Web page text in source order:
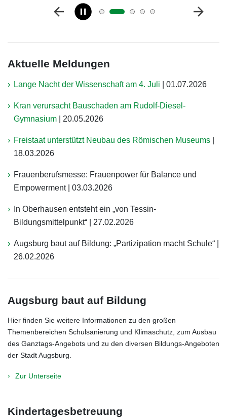
Aktuelle Meldungen
Lange Nacht der Wissenschaft am 4. Juli 01.07.2026
Kran verursacht Bauschaden am Rudolf-Diesel-
Gymnasium
20.05.2026
Freistaat unterstützt Neubau des Römischen Museums
18.03.2026
Frauenberufsmesse: Frauenpower für Balance und
Empowerment |
03.03.2026
In Oberhausen entsteht ein „von Tessin-
Bildungsmittelpunkt“ |
27.02.2026
Augsburg baut auf Bildung: „Partizipation macht Schule“ |
26.02.2026
Augsburg baut auf Bildung
Hier finden Sie weitere Informationen zu den großen
Themenbereichen Schulsanierung und Klimaschutz, zum Ausbau
des Ganztags-Angebots und zu den diversen Bildungs-Angeboten
der Stadt Augsburg.
Zur Unterseite
Kindertagesbetreuung